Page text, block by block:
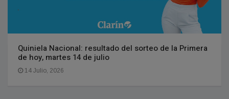
Quiniela Nacional: resultado del sorteo de la Primera
de hoy, martes 14 de julio
14 Julio, 2026